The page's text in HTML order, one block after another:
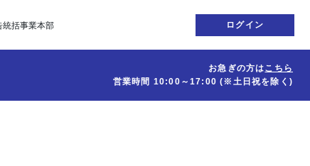
統括事業本部 ログイン
お急ぎの方はこちら
営業時間 10:00～17:00(※土日祝を除く)